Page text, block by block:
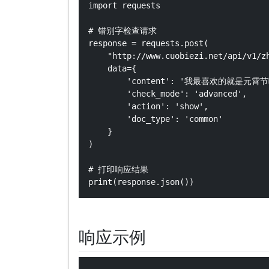
import requests
# 错别字检查请求
response = requests.post(
"http://www.cuobiezi.net/api/v1/
    data={
'content': '我最喜欢的就是元霄
        'check_mode': 'advanced',
        'action': 'show',
        'doc_type': 'common'
    }
)
# 打印响应结果
响应示例